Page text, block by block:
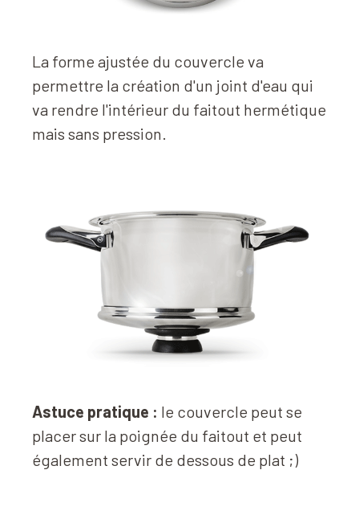
La forme ajustée du couvercle va
permettre la création d'un joint d'eau qui
va rendre l'intérieur du faitout hermétique
mais sans pression.
Astuce pratique : le couvercle peut se
placer sur la poignée du faitout et peut
également servir de dessous de plat ;)